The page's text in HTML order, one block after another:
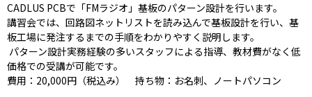
CADLUS PCBで「FMラジオ」基板のパターン設計を行います。
講習会では、回路図ネットリストを読み込んで基板設計を行い、基
板工場に発注するまでの手順をわかりやすく説明します。
パターン設計実務経験の多いスタッフによる指導、教材費がなく低
価格での受講が可能です。
費用：20,000円（税込み） 持ち物：お名刺、ノートパソコン